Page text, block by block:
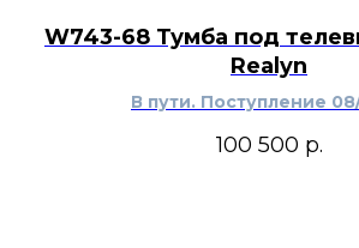
W743-68 Тумба под
Realyn
В пути. Поступление
100 500 р.